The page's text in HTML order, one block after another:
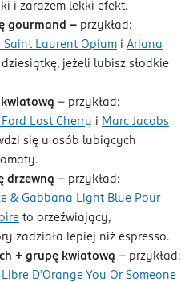
i zarazem lekki efekt.
gourmand – przykład:
Saint Laurent Opium i Ariana
jeżeli lubisz słodkie
– przykład:
Ford Lost Cherry i Marc Jacobs
się u osób lubiących
drzewną – przykład:
& Gabbana Light Blue Pour
to orzeźwiający,
zadziała lepiej niż espresso.
+ grupę kwiatową – przykład:
Libre D’Orange You Or Someone